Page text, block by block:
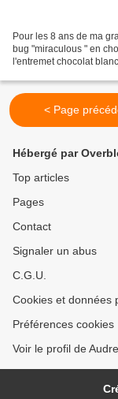
Pour les 8 ans de ma
bug "miraculous " en
l'entremet chocolat
< Page
Hébergé par
Top articles
Pages
Contact
Signaler un abus
C.G.U.
Cookies et données
Préférences cookies
Voir le profil de